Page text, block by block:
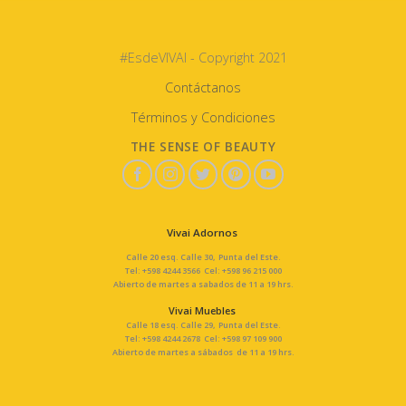
#EsdeVIVAI - Copyright 2021
Contáctanos
Términos y Condiciones
THE SENSE OF BEAUTY
Vivai Adornos
Calle 20 esq. Calle 30, Punta del Este.
Tel: +598 4244 3566 Cel: +598 96 215 000
Abierto de martes a sabados de 11 a 19 hrs.
Vivai Muebles
Calle 18 esq. Calle 29, Punta del Este.
Tel: +598 4244 2678 Cel: +598 97 109 900
Abierto de martes a sábados de 11 a 19 hrs.